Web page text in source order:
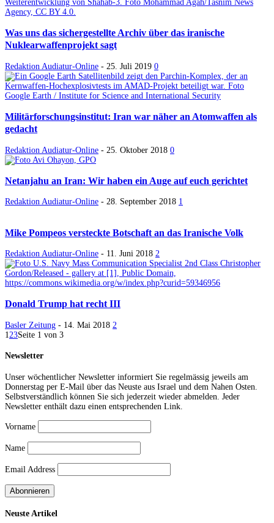
Was uns das sichergestellte Archiv über das iranische
Nuklearwaffenprojekt sagt
Redaktion Audiatur-Online - 25. Juli 2019 0
Militärforschungsinstitut: Iran war näher an Atomwaffen als
gedacht
Redaktion Audiatur-Online - 25. Oktober 2018 0
Netanjahu an Iran: Wir haben ein Auge auf euch gerichtet
Redaktion Audiatur-Online - 28. September 2018 1
Mike Pompeos versteckte Botschaft an das Iranische Volk
Redaktion Audiatur-Online - 11. Juni 2018 2
Donald Trump hat recht III
Basler Zeitung - 14. Mai 2018 2
1 23Seite 1 von 3
Newsletter
Unser wöchentlicher Newsletter informiert Sie regelmässig jeweils am
Donnerstag per E-Mail über das Neuste aus Israel und dem Nahen Osten.
Selbstverständlich können Sie sich jederzeit wieder abmelden. Jeder
Newsletter enthält dazu einen entsprechenden Link.
Vorname
Name
Email Address
Neuste Artikel